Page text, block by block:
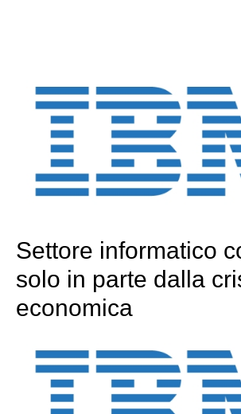
Settore informatico
solo in parte dalla
economica